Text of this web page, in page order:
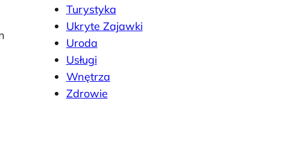
Turystyka
Ukryte Zajawki
Uroda
Usługi
Wnętrza
Zdrowie